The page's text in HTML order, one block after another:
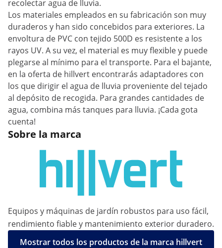
recolectar agua de lluvia.
Los materiales empleados en su fabricación son muy
duraderos y han sido concebidos para exteriores. La
envoltura de PVC con tejido 500D es resistente a los
rayos UV. A su vez, el material es muy flexible y puede
plegarse al mínimo para el transporte. Para el bajante,
en la oferta de hillvert encontrarás adaptadores con
los que dirigir el agua de lluvia proveniente del tejado
al depósito de recogida. Para grandes cantidades de
agua, combina más tanques para lluvia. ¡Cada gota
cuenta!
Sobre la marca
Equipos y máquinas de jardín robustos para uso fácil,
rendimiento fiable y mantenimiento exterior duradero.
Mostrar todos los productos de la marca hillvert